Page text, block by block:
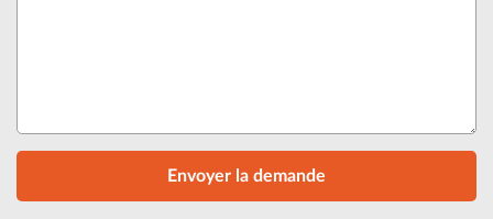
Envoyer la demande